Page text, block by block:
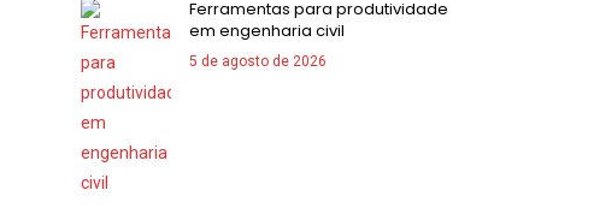
Ferramentas para produtividade
em engenharia civil
5 de agosto de 2026